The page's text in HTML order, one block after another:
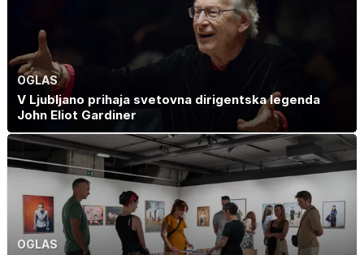
OGLAS
V Ljubljano prihaja svetovna dirigentska legenda
John Eliot Gardiner
OGLAS